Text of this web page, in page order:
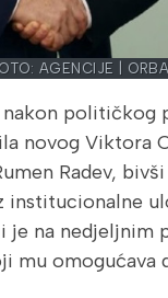
AGENCIJE |
političkog
novog Viktora
Radev,
na nedjeljnim
mu omogućava